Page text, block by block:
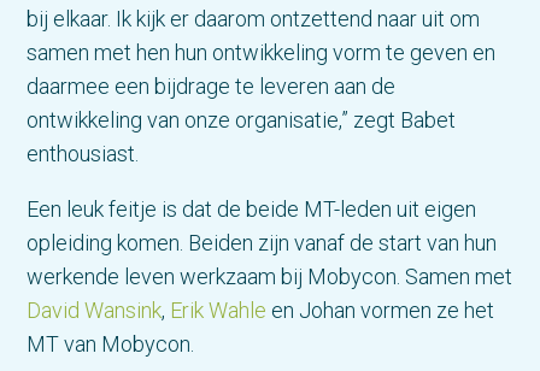
bij elkaar. Ik kijk er daarom ontzettend naar uit om
samen met hen hun ontwikkeling vorm te geven en
daarmee een bijdrage te leveren aan de
ontwikkeling van onze organisatie,” zegt Babet
enthousiast.
Een leuk feitje is dat de beide MT-leden uit eigen
opleiding komen. Beiden zijn vanaf de start van hun
werkende leven werkzaam bij Mobycon. Samen met
David Wansink, Erik Wahle en Johan vormen ze het
MT van Mobycon.